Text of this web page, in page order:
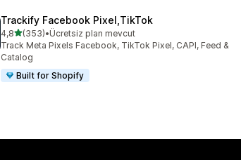
Trackify Facebook Pixel,TikTok
4,85 yıldız üzerinden
(353)
toplam 353 değerlendirme
•Ücretsiz plan mevcut
Track Meta Pixels Facebook, TikTok Pixel, CAPI, Feed &
Catalog
Built for Shopify